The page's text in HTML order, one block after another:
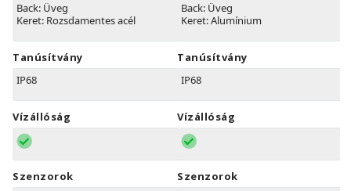
Back: Üveg
Keret: Rozsdamentes acél
Tanúsítvány
IP68
Vízállóság
Szenzorok
Back: Üveg
Keret: Alumínium
Tanúsítvány
IP68
Vízállóság
Szenzorok